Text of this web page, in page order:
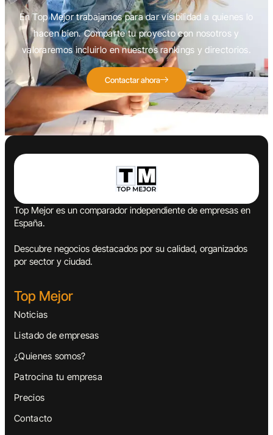
En Top Mejor trabajamos para dar visibilidad a quienes lo
hacen bien. Comparte tu proyecto con nosotros y
valoraremos incluirlo en nuestros rankings y directorios.
Contactar ahora
Top Mejor es un comparador independiente de empresas en
España.
Descubre negocios destacados por su calidad, organizados
por sector y ciudad.
Top Mejor
Noticias
Listado de empresas
¿Quienes somos?
Patrocina tu empresa
Precios
Contacto